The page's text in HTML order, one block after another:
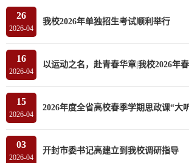
26
2026-04
我校2026年单独招生考试顺利举行
16
2026-04
15
2026-04
03
2026-04
开封市委书记高建立到我校调研指导